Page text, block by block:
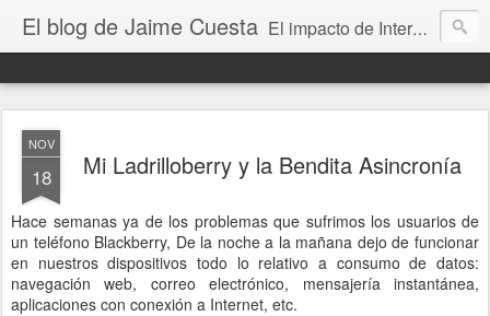
El blog de Jaime Cuesta El impacto de Internet en la sociedad visto con mis propios ojos
NOV
18 Mi Ladrilloberry y la Bendita Asincronía
Hace semanas ya de los problemas que sufrimos los usuarios de
un teléfono Blackberry, De la noche a la mañana dejo de funcionar
en nuestros dispositivos todo lo relativo a consumo de datos:
navegación web, correo electrónico, mensajería instantánea,
aplicaciones con conexión a Internet, etc.